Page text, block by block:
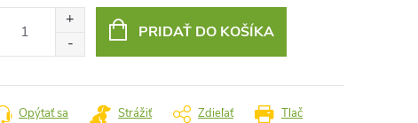
PRIDAŤ DO KOŠÍKA
Tlač
Opýtať sa Strážiť Zdieľať